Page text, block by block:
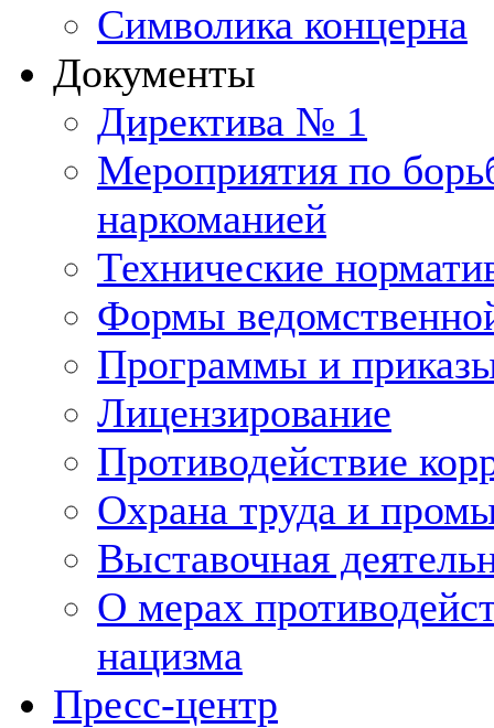
Символика концерна
Документы
Директива № 1
Мероприятия по
наркоманией
Технические
Формы
Программы и
Лицензирование
Противодействие
Охрана труда и
Выставочная
О мерах
нацизма
Пресс-центр